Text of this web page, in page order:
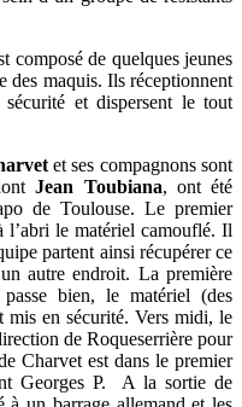
composé de quelques jeunes
des maquis. Ils réceptionnent
sécurité et dispersent le tout
et ses compagnons sont
Jean Toubiana, ont été
de Toulouse. Le premier
l’abri le matériel camouflé. Il
partent ainsi récupérer ce
autre endroit. La première
bien, le matériel (des
mis en sécurité. Vers midi, le
de Roqueserrière pour
Charvet est dans le premier
Georges P. A la sortie de